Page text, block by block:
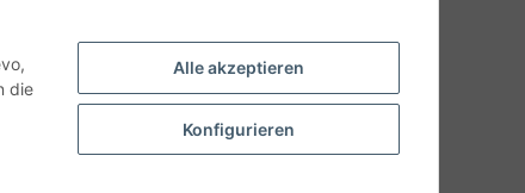
Alle akzeptieren
Konfigurieren
die
abweichen.